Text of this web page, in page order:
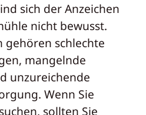
sich der Anzeichen
nicht bewusst.
gehören schlechte
mangelnde
unzureichende
Wenn Sie
sollten Sie